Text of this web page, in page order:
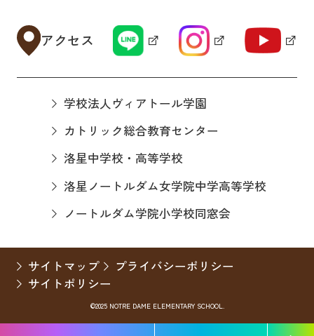
アクセス
学校法人ヴィアトール学園
カトリック総合教育センター
洛星中学校・高等学校
洛星ノートルダム女学院中学高等学校
ノートルダム学院小学校同窓会
サイトマップ
プライバシーポリシー
サイトポリシー
©2025 NOTRE DAME ELEMENTARY SCHOOL.